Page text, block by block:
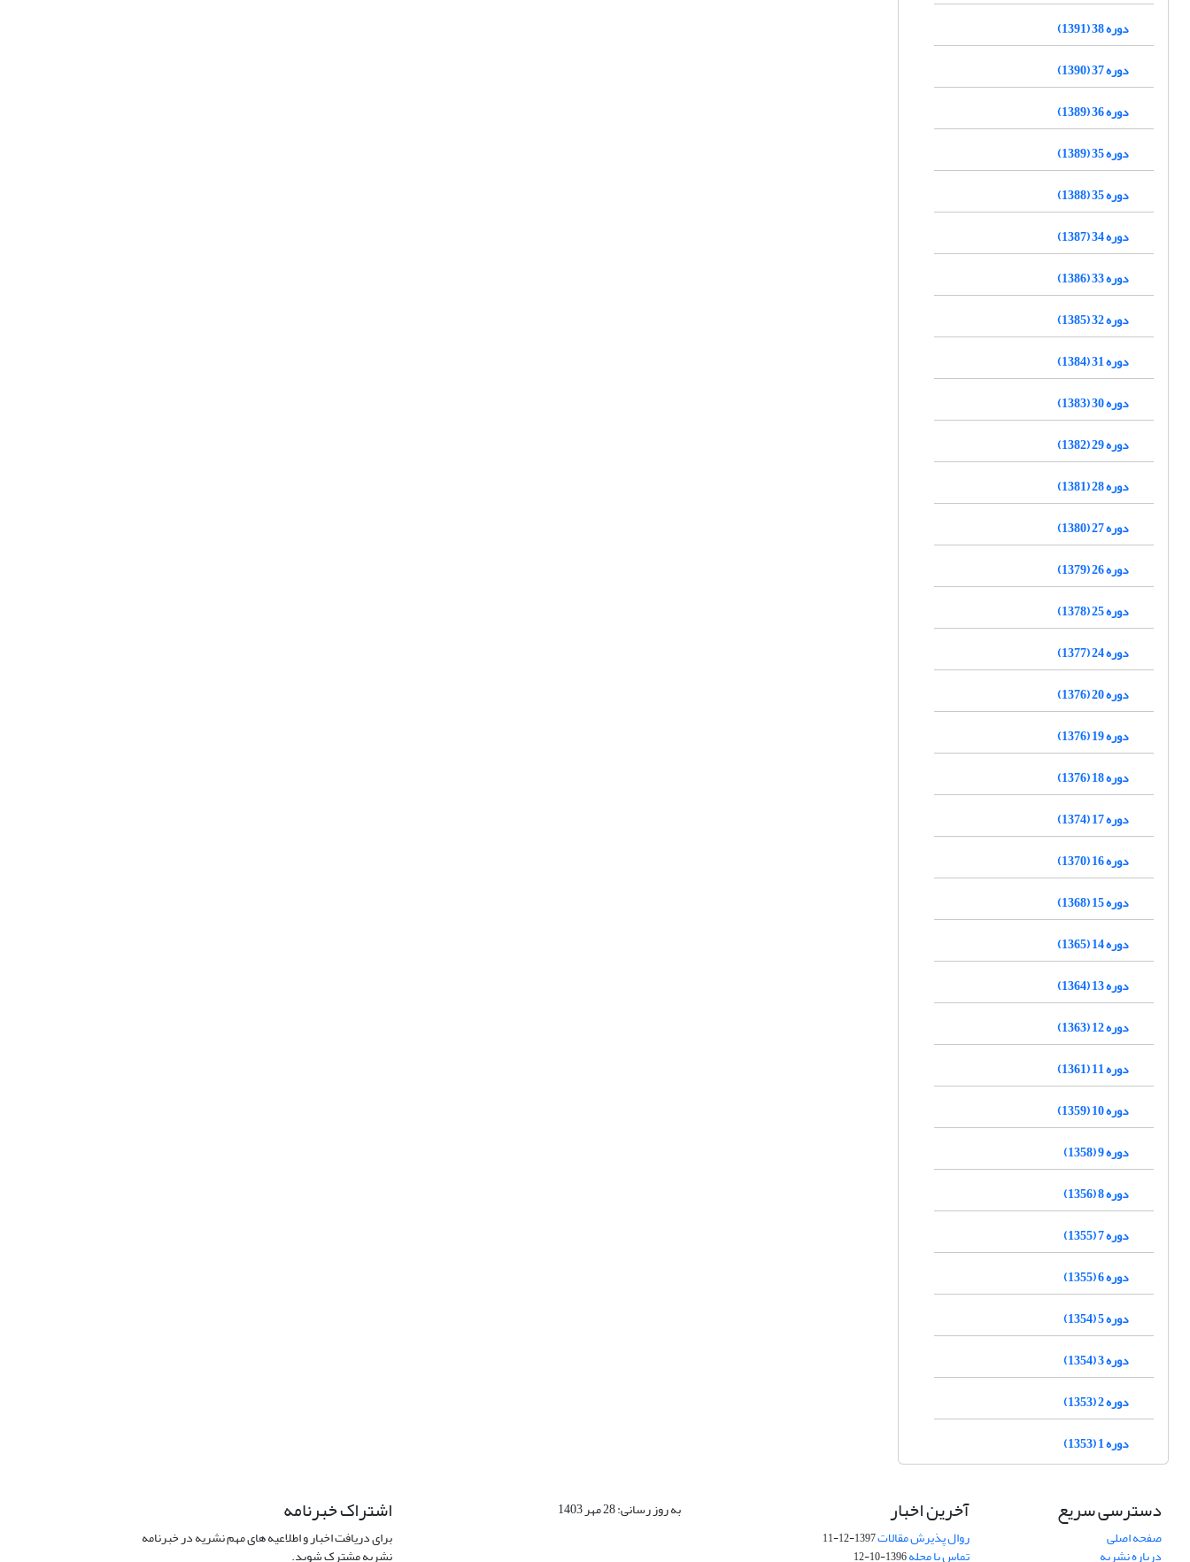
دوره 38 (1391)
دوره 37 (1390)
دوره 36 (1389)
دوره 35 (1389)
دوره 35 (1388)
دوره 34 (1387)
دوره 33 (1386)
دوره 32 (1385)
دوره 31 (1384)
دوره 30 (1383)
دوره 29 (1382)
دوره 28 (1381)
دوره 27 (1380)
دوره 26 (1379)
دوره 25 (1378)
دوره 24 (1377)
دوره 20 (1376)
دوره 19 (1376)
دوره 18 (1376)
دوره 17 (1374)
دوره 16 (1370)
دوره 15 (1368)
دوره 14 (1365)
دوره 13 (1364)
دوره 12 (1363)
دوره 11 (1361)
دوره 10 (1359)
دوره 9 (1358)
دوره 8 (1356)
دوره 7 (1355)
دوره 6 (1355)
دوره 5 (1354)
دوره 3 (1354)
دوره 2 (1353)
دوره 1 (1353)
دسترسی سریع
صفحه اصلی
درباره نشریه
آخرین اخبار
روال پذیرش مقالات1397-12-11
تماس با مجله1396-10-12
به روز رسانی: 28 مهر 1403 اشتراک خبرنامه
برای دریافت اخبار و اطلاعیه های مهم نشریه در خبرنامه
نشریه مشترک شوید.